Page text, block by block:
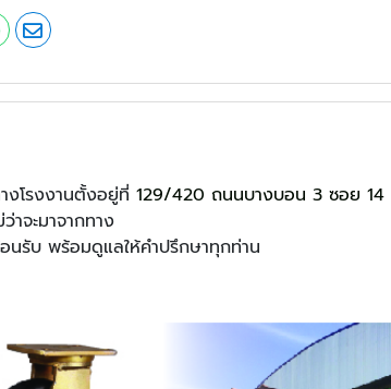
งโรงงานตั้งอยู่ที่ 129/420 ถนนบางบอน 3 ซอย 14
จะมาจากทาง
นรับ พร้อมดูแลให้คำปรึกษาทุกท่าน